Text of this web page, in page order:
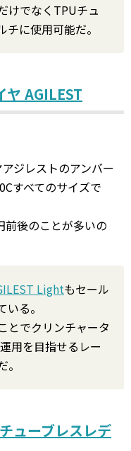
けでなくTPUチュ
に使用可能だ。
AGILEST
ジレストのアンバー
すべてのサイズで
後のことが多いの
Lightもセール
る。
とでクリンチャータ
用を目指せるレー
ューブレスレデ